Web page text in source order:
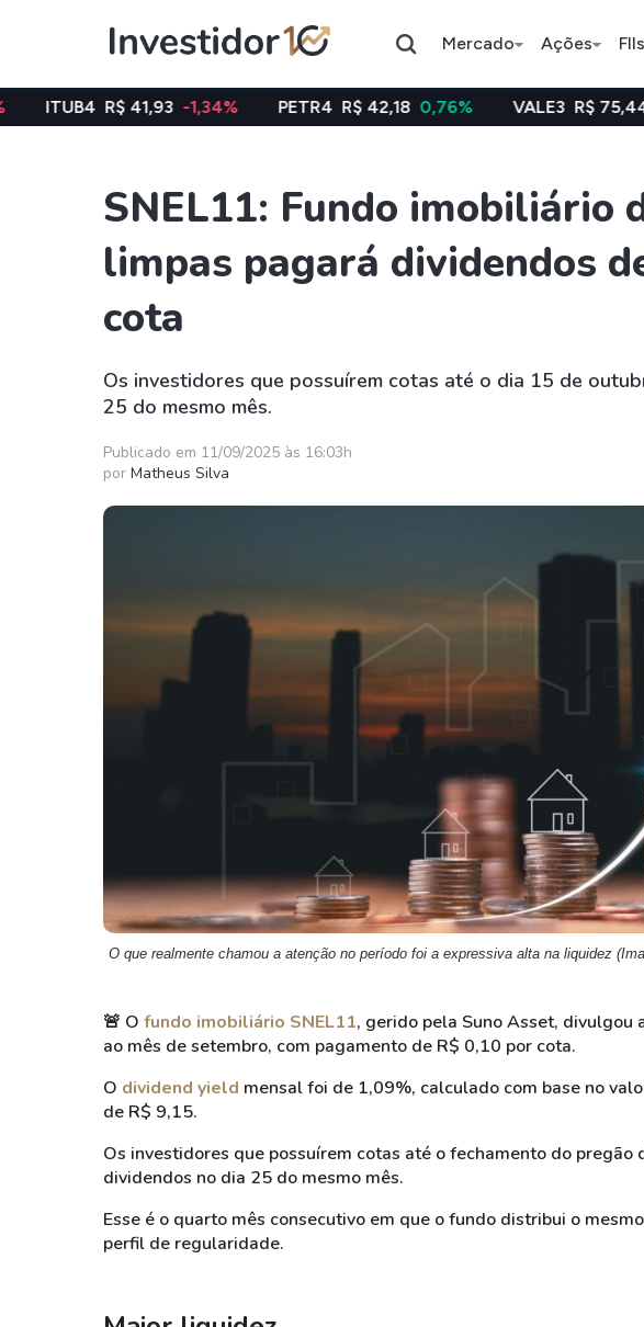
Mercado Ações FIIs
Assuntos do momento
Índice
Ibovespa
Índice
Selic
Índice
Bradesco
Taesa
Ambev
HGLG11
XINA11
Ver todos
41,93 -1,34% PETR4 R$ 42,18 0,76% VALE3 R$ 75,44 -1,83%
SNEL11: Fundo imobiliário
limpas pagará dividendos
cota
Os investidores que possuírem cotas até o dia 15 de
25 do mesmo mês.
Publicado em 11/09/2025 às 16:03h
por Matheus Silva
O que realmente chamou a atenção no período foi a expressiva alta na liquidez
🚨 O fundo imobiliário SNEL11, gerido pela Suno Asset, divulgou
ao mês de setembro, com pagamento de R$ 0,10 por cota.
O dividend yield mensal foi de 1,09%, calculado com base no
de R$ 9,15.
Os investidores que possuírem cotas até o fechamento do pregão
dividendos no dia 25 do mesmo mês.
Esse é o quarto mês consecutivo em que o fundo distribui o
perfil de regularidade.